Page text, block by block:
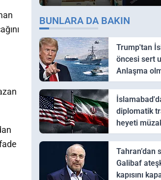
Ezber Bozan "Erdoğan" ve
"İmamoğlu" Çıkışı!
BUNLARA DA BAKIN
Trump'tan
öncesi sert
Anlaşma
kullanırız
diplomatik
heyeti
için
Tahran’dan
Galibaf
kapısını